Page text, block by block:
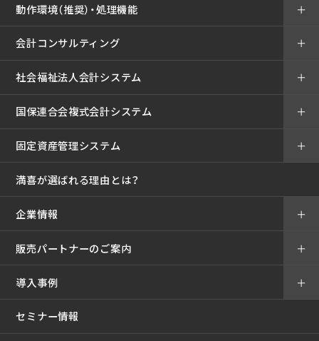
動作環境（推奨）・処理機能 ＋
会計コンサルティング ＋
社会福祉法人会計システム ＋
国保連合会複式会計システム ＋
固定資産管理システム ＋
満喜が選ばれる理由とは？
企業情報 ＋
販売パートナーのご案内 ＋
導入事例
セミナー情報
＋